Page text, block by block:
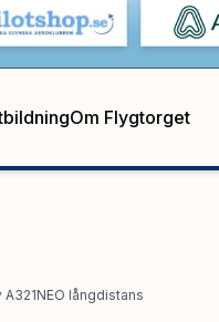
Om Flygtorget
A321NEO långdistans